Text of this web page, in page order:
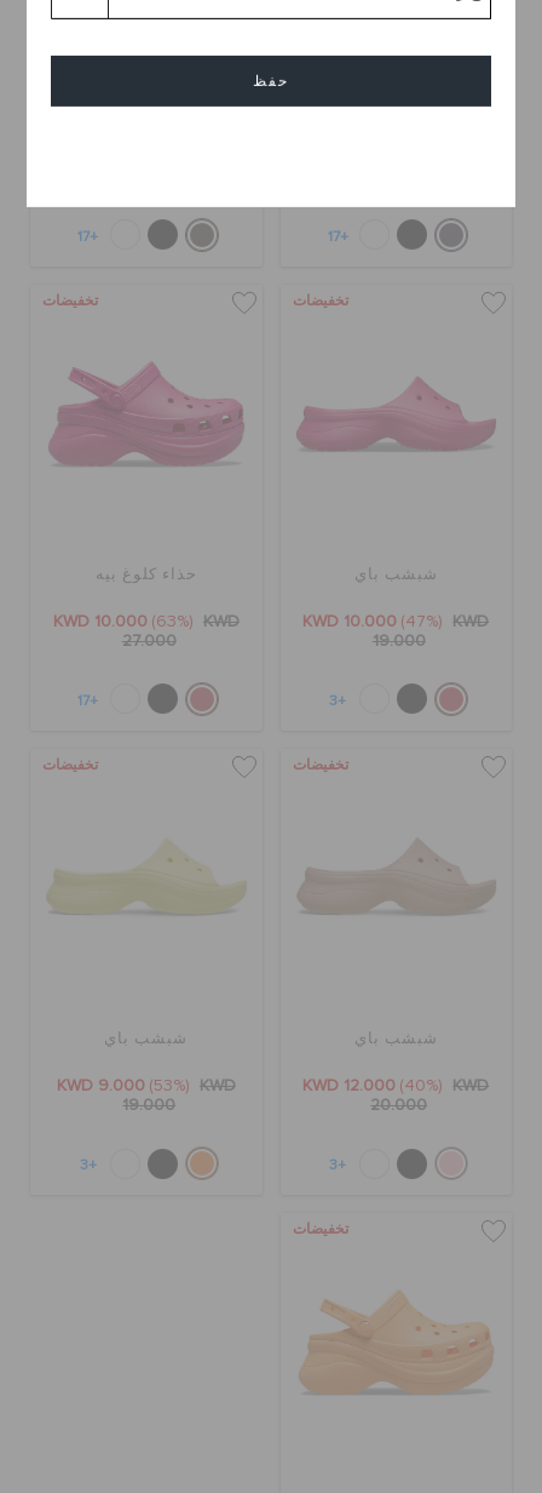
حفظ
حذاء كلوغ باي
+17
حذاء كلوغ باي
+17
تخفيضات
شبشب باي
KWD 10.000 (47%)
KWD
19.000
+3
تخفيضات
حذاء كلوغ بيه
KWD 10.000 (63%)
KWD
27.000
+17
تخفيضات
شبشب باي
KWD 12.000 (40%)
KWD
20.000
+3
تخفيضات
شبشب باي
KWD 9.000 (53%)
KWD
19.000
+3
تخفيضات